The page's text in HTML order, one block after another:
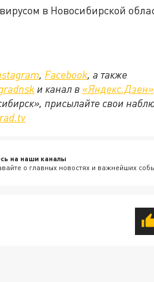
в Новосибирской
, Facebook, а также
и канал в «Яндекс.Дзен»
присылайте свои
на наши каналы
о главных новостях и важнейших